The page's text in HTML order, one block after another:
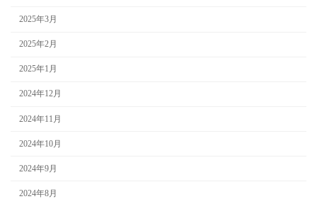
2025年3月
2025年2月
2025年1月
2024年12月
2024年11月
2024年10月
2024年9月
2024年8月